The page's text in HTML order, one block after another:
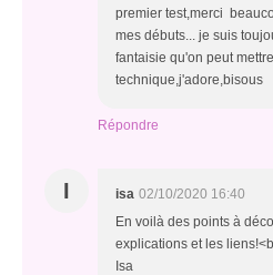
premier test,merci
mes débuts... je suis
fantaisie qu'on peut
technique,j'adore,bisous
Répondre
I isa 02/10/2020 16:40
En voilà des points à
explications et les
Isa